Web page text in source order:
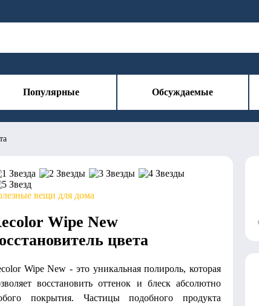
Популярные Обсуждаемые
вещи для дома
Wipe New
цвета
Wipe New - это уникальная полироль, которая
восстановить оттенок и блеск абсолютно
покрытия. Частицы подобного продукта